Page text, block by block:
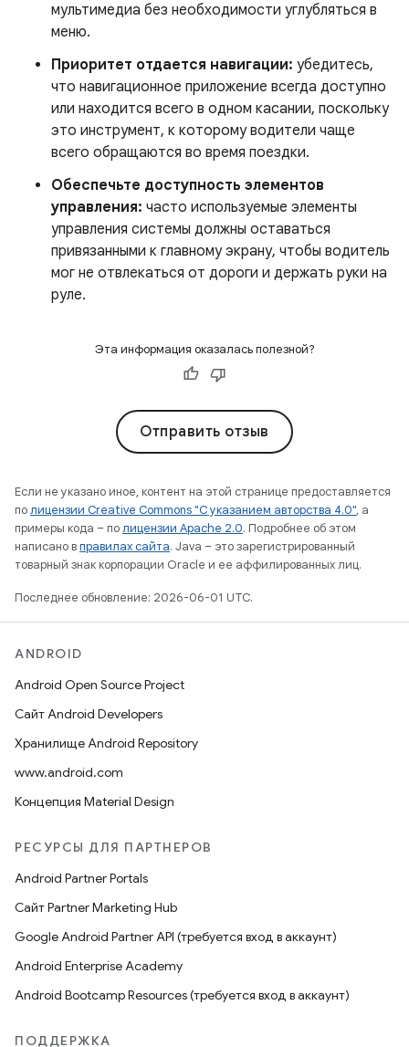
мультимедиа без необходимости углубляться в
меню.
Приоритет отдается навигации: убедитесь,
что навигационное приложение всегда доступно
или находится всего в одном касании, поскольку
это инструмент, к которому водители чаще
всего обращаются во время поездки.
Обеспечьте доступность элементов
управления: часто используемые элементы
управления системы должны оставаться
привязанными к главному экрану, чтобы водитель
мог не отвлекаться от дороги и держать руки на
руле.
Эта информация оказалась полезной?
Отправить отзыв
Если не указано иное, контент на этой странице предоставляется
полицензии Creative Commons "С указанием авторства 4.0", а
примеры кода – полицензии Apache 2.0. Подробнее об этом
написано вправилах сайта. Java – это зарегистрированный
товарный знак корпорации Oracle и ее аффилированных лиц.
Последнее обновление: 2026-06-01 UTC.
ANDROID
Android Open Source Project
Сайт Android Developers
Хранилище Android Repository
www.android.com
Концепция Material Design
РЕСУРСЫ ДЛЯ ПАРТНЕРОВ
Android Partner Portals
Сайт Partner Marketing Hub
Google Android Partner API (требуется вход в аккаунт)
Android Enterprise Academy
Android Bootcamp Resources (требуется вход в аккаунт)
ПОДДЕРЖКА